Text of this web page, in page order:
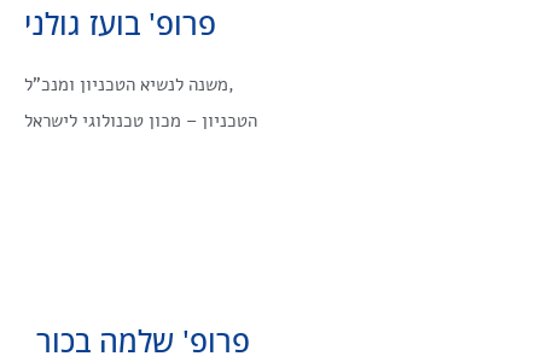
פרופ' בועז גולני
משנה לנשיא הטכניון ומנכ”ל,
הטכניון – מכון טכנולוגי לישראל
פרופ' שלמה בכור